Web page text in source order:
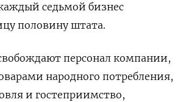
седьмой бизнес
половину штата.
персонал компании,
народного потребления,
и гостеприимство,